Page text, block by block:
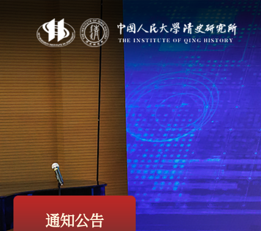
通知公告